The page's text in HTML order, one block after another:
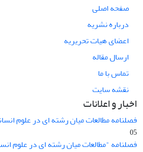
صفحه اصلی
درباره نشریه
اعضای هیات تحریریه
ارسال مقاله
تماس با ما
نقشه سایت
اخبار و اعلانات
فصلنامه مطالعات میان رشته ای در علوم
05
فصلنامه "مطالعات میان رشته ای در علوم